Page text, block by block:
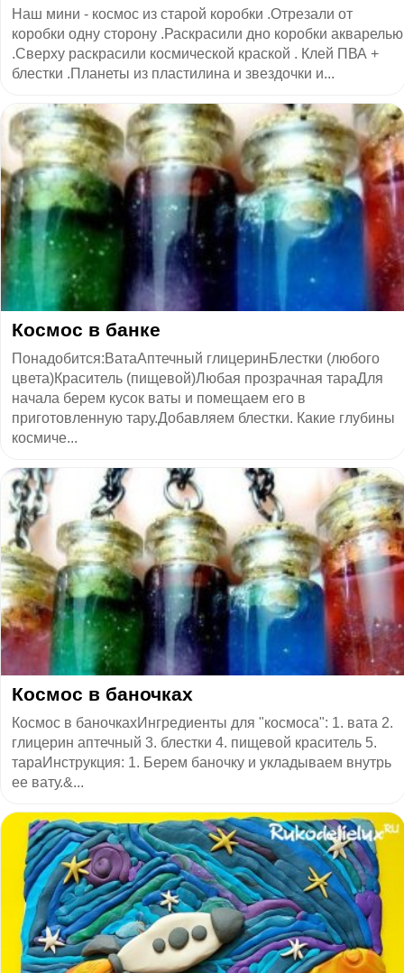
Наш мини - космос из старой коробки .Отрезали от
коробки одну сторону .Раскрасили дно коробки акварелью
.Сверху раскрасили космической краской . Клей ПВА +
блестки .Планеты из пластилина и звездочки и...
​Космос в банке
Понадобится:ВатаАптечный глицеринБлестки (любого
цвета)Краситель (пищевой)Любая прозрачная тараДля
начала берем кусок ваты и помещаем его в
приготовленную тару.Добавляем блестки. Какие глубины
космиче...
Космос в баночках
Космос в баночкахИнгредиенты для "космоса": 1. вата 2.
глицерин аптечный 3. блестки 4. пищевой краситель 5.
тараИнструкция: 1. Берем баночку и укладываем внутрь
ее вату.&...